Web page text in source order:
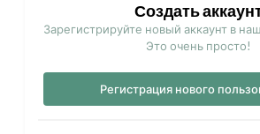
Создать
Зарегистрируйте новый аккаунт в
Это очень просто!
Регистрация нового